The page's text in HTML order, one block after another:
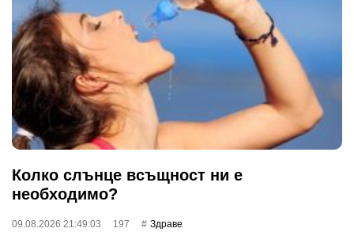
Колко слънце всъщност ни е
необходимо?
09.08.2026 21:49:03 197 Здраве